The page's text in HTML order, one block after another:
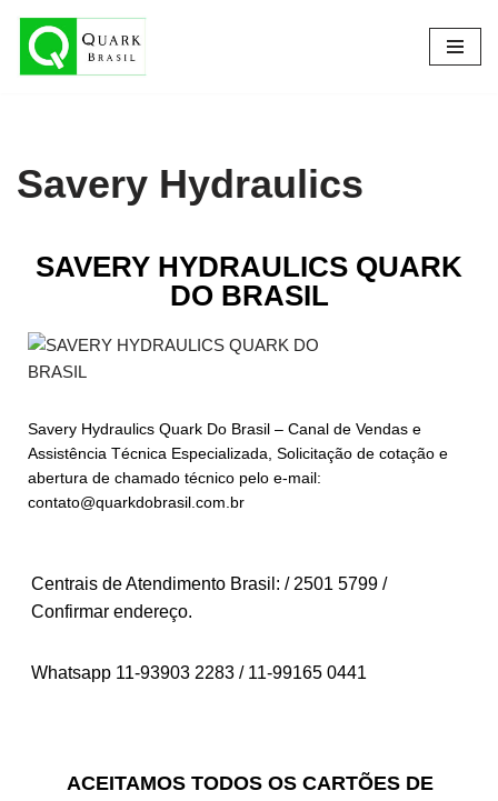
Pular
Savery Hydraulics
SAVERY HYDRAULICS QUARK
DO BRASIL
Savery Hydraulics Quark Do Brasil – Canal de Vendas e
Assistência Técnica Especializada, Solicitação de cotação e
abertura de chamado técnico pelo e-mail:
contato@quarkdobrasil.com.br
Centrais de Atendimento Brasil: / 2501 5799 /
Confirmar endereço.
Whatsapp 11-93903 2283 / 11-99165 0441
ACEITAMOS TODOS OS CARTÕES DE